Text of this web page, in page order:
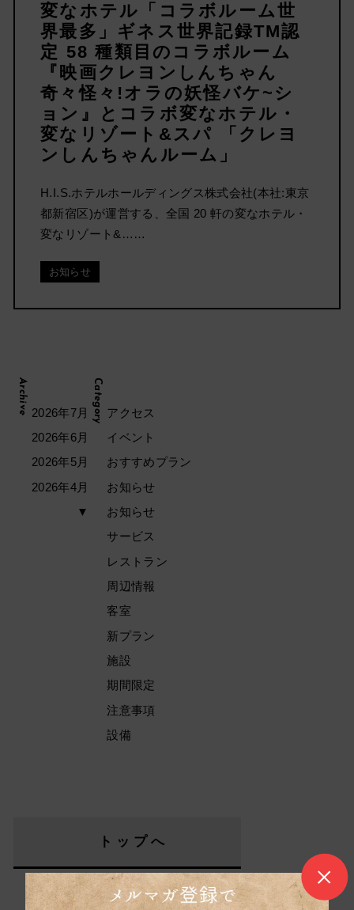
変なホテル「コラボルーム世
界最多」ギネス世界記録TM認
定 58 種類目のコラボルーム
『映画クレヨンしんちゃん
奇々怪々!オラの妖怪バケ~シ
ョン』とコラボ変なホテル・
変なリゾート&スパ 「クレヨ
ンしんちゃんルーム」
H.I.S.ホテルホールディングス株式会社(本社:東京
都新宿区)が運営する、全国 20 軒の変なホテル・
変なリゾート&……
お知らせ
Archive 2026年7月
2026年6月
2026年5月
2026年4月
▼
Category アクセス
イベント
おすすめプラン
お知らせ
お知らせ
サービス
レストラン
周辺情報
客室
新プラン
施設
期間限定
注意事項
設備
トップへ